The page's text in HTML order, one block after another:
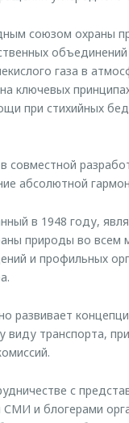
союзом охраны
газа в
ключевых
при стихийных
совместной
абсолютной
в 1948 году,
природы во всем
и профильных
развивает
транспорта,
с
и блогерами